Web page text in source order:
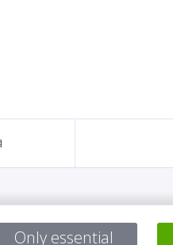
Only essential